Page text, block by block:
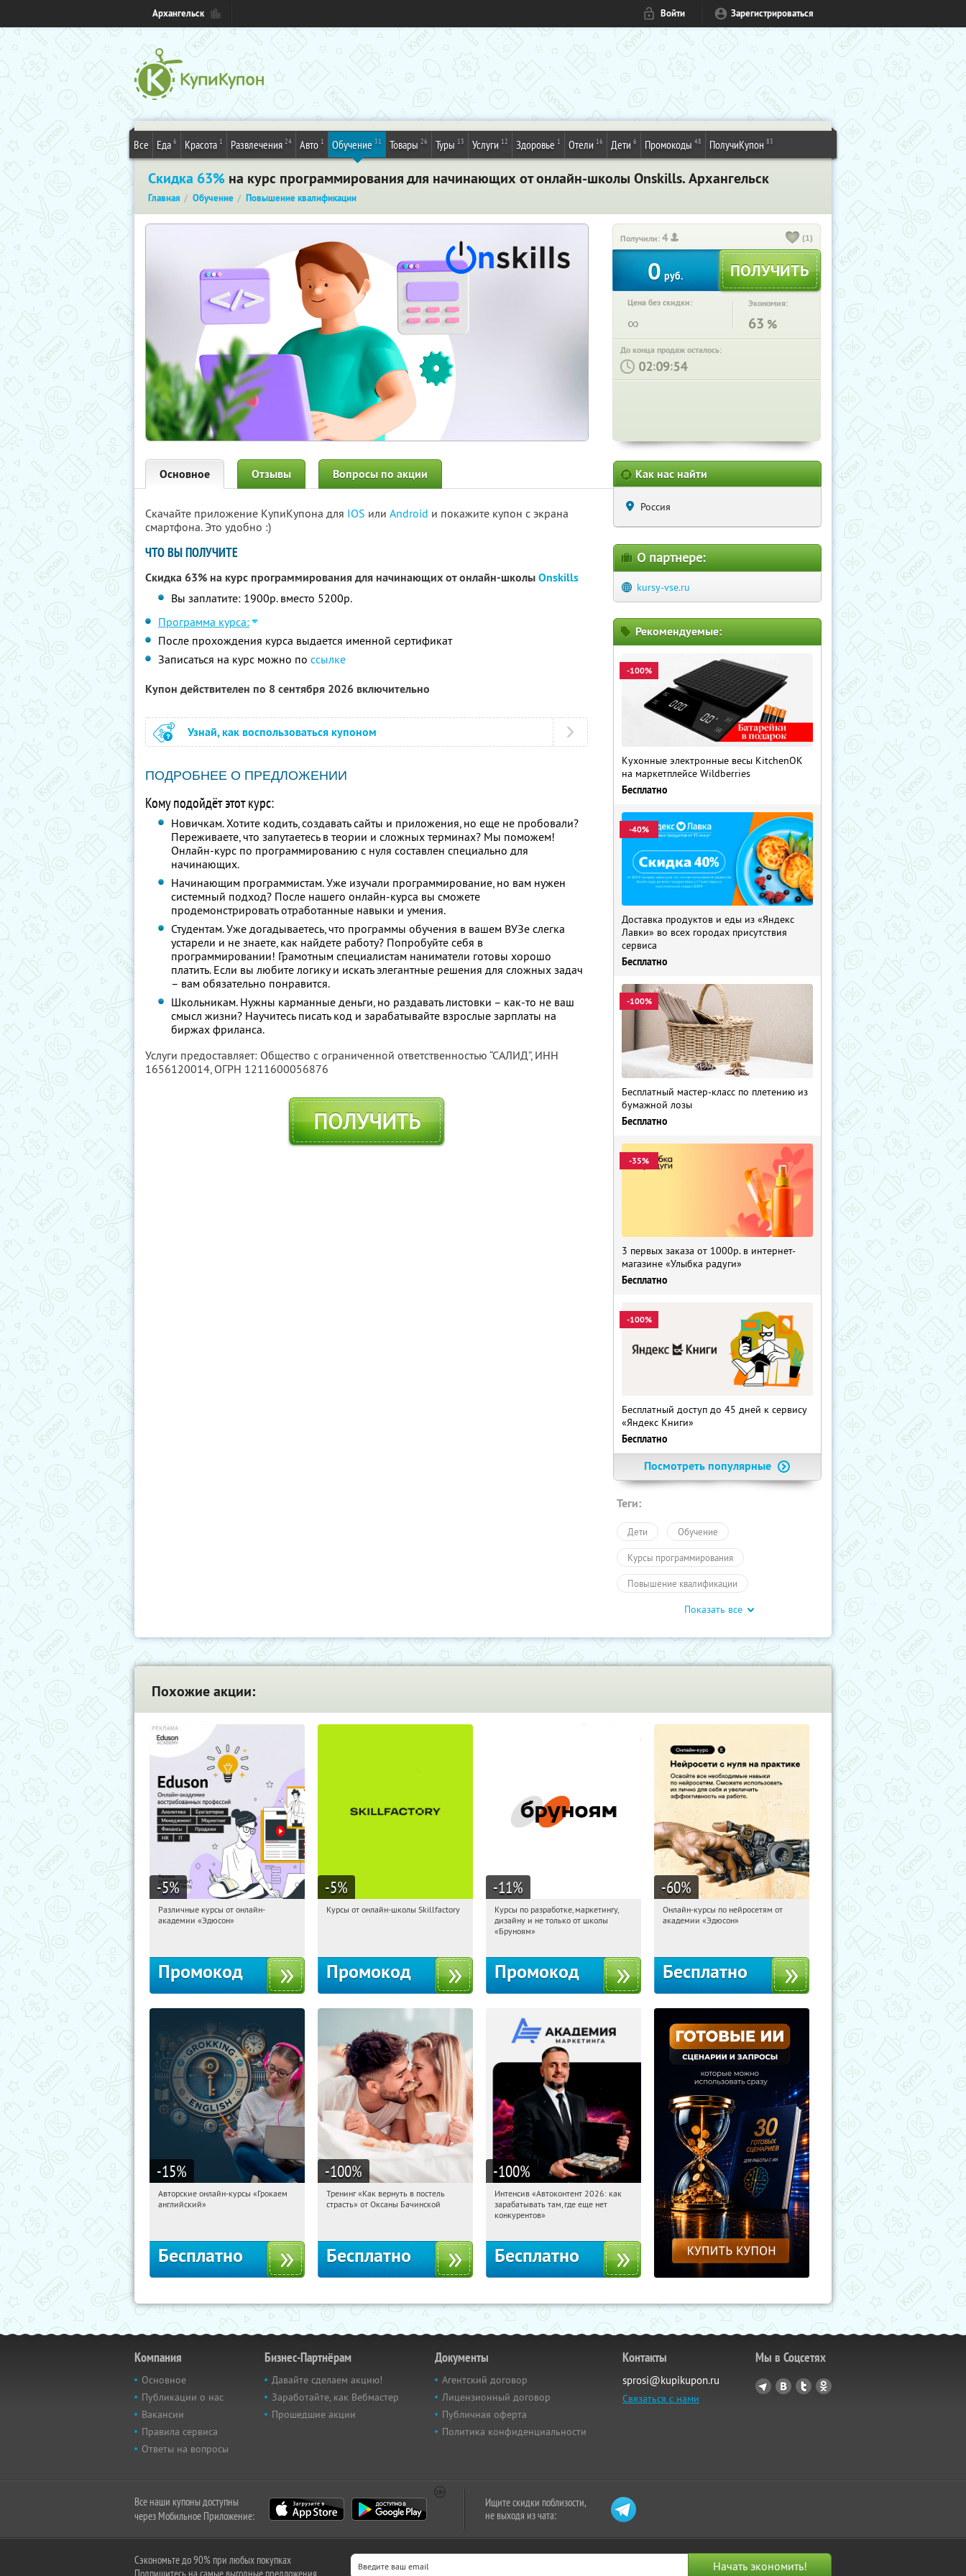
Архангельск Войти Зарегистрироваться
Все Еда 6 Красота 1 Развлечения 24 Авто 1 Обучение 31 Товары 26 Туры 13 Услуги 12 Здоровье 1 Отели 16 Дети 6 Промокоды 48 ПолучиКупон 83
Скидка 63% на курс программирования для начинающих от онлайн-школы Onskills. Архангельск
Главная Обучение Повышение квалификации
Получили:4 (1)
0 руб.
Цена без скидки:
∞
Экономия:
63 %
До конца продаж осталось:
: :
Основное Отзывы Вопросы по акции
Скачайте приложение КупиКупона для IOS или Android и покажите купон с экрана
смартфона. Это удобно :)
ЧТО ВЫ ПОЛУЧИТЕ
Скидка 63% на курс программирования для начинающих от онлайн-школыOnskills
Вы заплатите: 1900р. вместо 5200р.
Программа курса:
После прохождения курса выдается именной сертификат
Записаться на курс можно по ссылке
Купон действителен по 8 сентября 2026 включительно
Узнай, как воспользоваться купоном
ПОДРОБНЕЕ О ПРЕДЛОЖЕНИИ
Кому подойдёт этот курс:
Новичкам. Хотите кодить, создавать сайты и приложения, но еще не пробовали?
Переживаете, что запутаетесь в теории и сложных терминах? Мы поможем!
Онлайн-курс по программированию с нуля составлен специально для
начинающих.
Начинающим программистам. Уже изучали программирование, но вам нужен
системный подход? После нашего онлайн-курса вы сможете
продемонстрировать отработанные навыки и умения.
Студентам. Уже догадываетесь, что программы обучения в вашем ВУЗе слегка
устарели и не знаете, как найдете работу? Попробуйте себя в
программировании! Грамотным специалистам наниматели готовы хорошо
платить. Если вы любите логику и искать элегантные решения для сложных задач
– вам обязательно понравится.
Школьникам. Нужны карманные деньги, но раздавать листовки – как-то не ваш
смысл жизни? Научитесь писать код и зарабатывайте взрослые зарплаты на
биржах фриланса.
Услуги предоставляет: Общество с ограниченной ответственностью “САЛИД”, ИНН
1656120014, ОГРН 1211600056876
ПОЛУЧИТЬ
Как нас найти
Россия
О партнере:
kursy-vse.ru
Рекомендуемые:
-100%
Кухонные электронные весы KitchenOK
на маркетплейсе Wildberries
Бесплатно
-40%
Доставка продуктов и еды из «Яндекс
Лавки» во всех городах присутствия
сервиса
Бесплатно
-100%
Бесплатный мастер-класс по плетению из
бумажной лозы
Бесплатно
-35%
3 первых заказа от 1000р. в интернет-
магазине «Улыбка радуги»
Бесплатно
-100%
Бесплатный доступ до 45 дней к сервису
«Яндекс Книги»
Бесплатно
Посмотреть популярные
Теги:
Дети Обучение
Курсы программирования
Повышение квалификации
Онлайн-курсы ПолучиКупон
Обучение Дети Обучение
Показать все
Похожие акции:
-5%
05:00:10 Получили:
Различные курсы от онлайн-
академии «Эдюсон»
Промокод
-5%
05:00:10
Получи первым!
Курсы от онлайн-школы Skillfactory
Промокод
-11%
05:00:10
Получи первым!
Россия
Курсы по разработке, маркетингу,
дизайну и не только от школы
«Бруноям»
Промокод
-60%
05:00:10 Получили:
Онлайн-курсы по нейросетям от
академии «Эдюсон»
Бесплатно
-15%
05:00:10 Получили:
Авторские онлайн-курсы «Грокаем
английский»
Бесплатно
-100%
05:00:10 Получили:
Тренинг «Как вернуть в постель
страсть» от Оксаны Бачинской
Бесплатно
-100%
05:00:10 Получили:
Россия
Интенсив «Автоконтент 2026: как
зарабатывать там, где еще нет
конкурентов»
Бесплатно
Компания
Основное
Публикации о нас
Вакансии
Правила сервиса
Ответы на вопросы
Бизнес-Партнёрам
Давайте сделаем акцию!
Заработайте, как Вебмастер
Прошедшие акции
Документы
Агентский договор
Лицензионный договор
Публичная оферта
Политика конфиденциальности
Контакты
sprosi@kupikupon.ru
Связаться с нами
Мы в Соцсетях
Все наши купоны доступны
через Мобильное Приложение:
Ищите скидки поблизости,
не выходя из чата:
Сэкономьте до 90% при любых покупках